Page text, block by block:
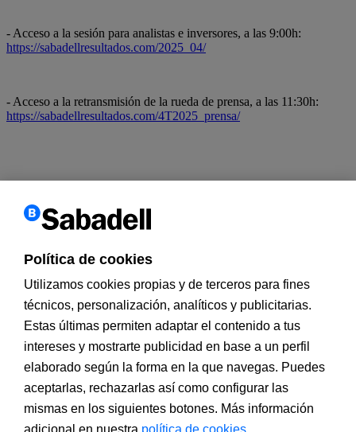
- Acceso a la sesión para analistas e inversores, a las 9:00h:
https://sabadellresultados.com/2025_04/
- Acceso a la retransmisión de la rueda de prensa, a las 11:30h:
https://sabadellresultados.com/4T2025_prensa/
servicios y personalizar y analizar su navegación, así como para
ofrecer publicidad. Si continúa navegando, acepta su instalación y
en nuestra política de cookies.
Política de cookies
Utilizamos cookies propias y de terceros para fines
técnicos, personalización, analíticos y publicitarias.
Estas últimas permiten adaptar el contenido a tus
intereses y mostrarte publicidad en base a un perfil
elaborado según la forma en la que navegas. Puedes
aceptarlas, rechazarlas así como configurar las
mismas en los siguientes botones. Más información
adicional en nuestra política de cookies.